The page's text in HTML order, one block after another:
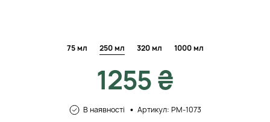
75 мл 250 мл 320 мл 1000 мл
1255 ₴
В наявності Артикул: PM-1073